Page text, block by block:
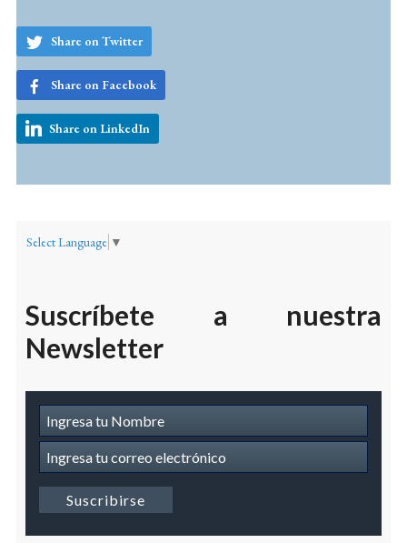
Share on Twitter
Share on Facebook
Share on LinkedIn
Select Language ▼
Suscríbete a nuestra
Newsletter
Suscripcion
a
Newsletter
Suscribirse